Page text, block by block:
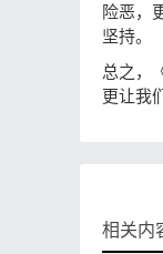
险恶，
坚持。
总之，
更让我
相关内